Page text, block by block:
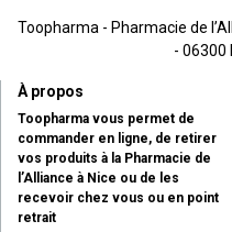
Toopharma - Pharmacie de
- 06300
À propos
Toopharma vous permet de
commander en ligne, de retirer
vos produits à la Pharmacie de
l’Alliance à Nice ou de les
recevoir chez vous ou en point
retrait